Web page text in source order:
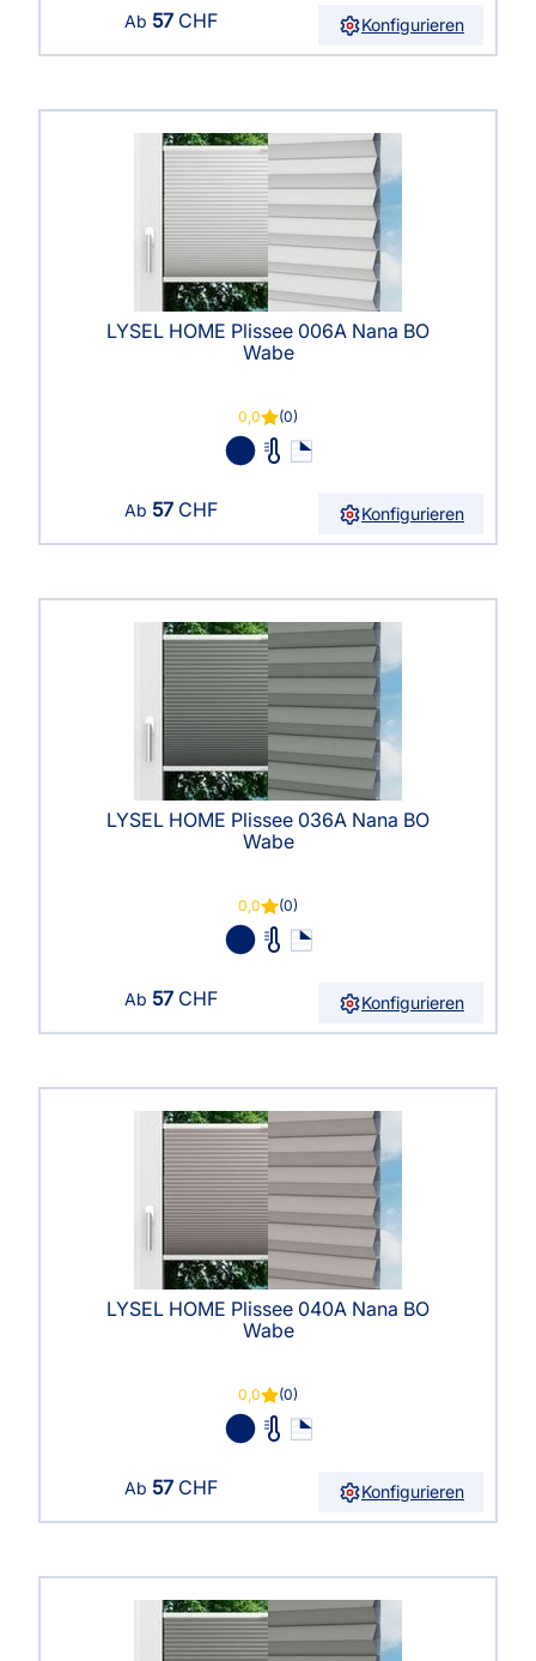
Ab 57 CHF Konfigurieren
LYSEL HOME Plissee 006A Nana BO
Wabe
0,0 (0)
Ab 57 CHF Konfigurieren
LYSEL HOME Plissee 036A Nana BO
Wabe
0,0 (0)
Ab 57 CHF Konfigurieren
LYSEL HOME Plissee 040A Nana BO
Wabe
0,0 (0)
Ab 57 CHF Konfigurieren